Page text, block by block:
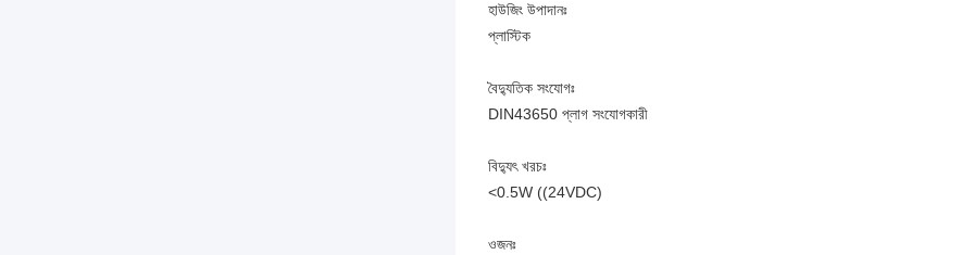
হাউজিং উপাদানঃ
প্লাস্টিক
বৈদ্যুতিক সংযোগঃ
DIN43650 প্লাগ সংযোগকারী
বিদ্যুৎ খরচঃ
<0.5W ((24VDC)
ওজনঃ